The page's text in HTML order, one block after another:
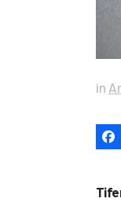
in